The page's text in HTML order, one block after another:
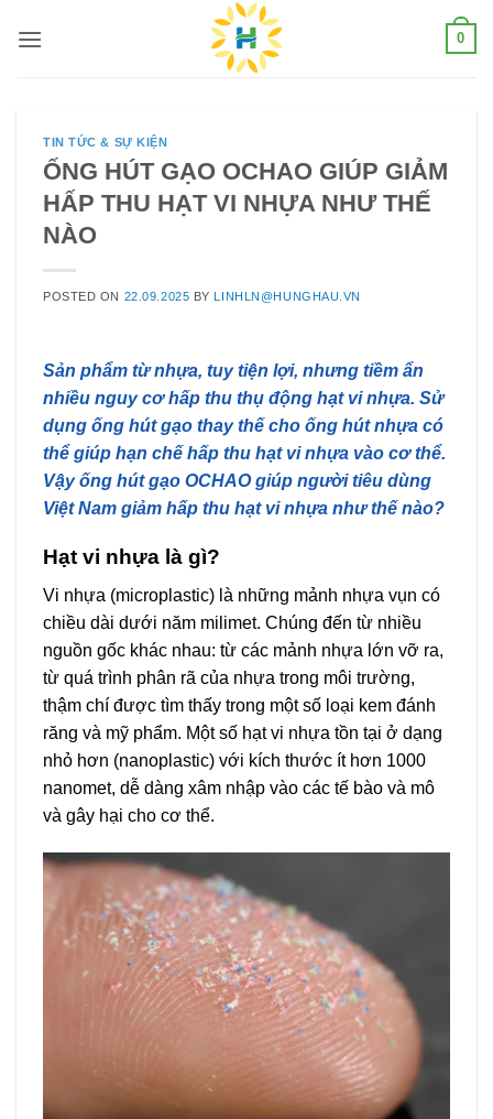
0
TIN TỨC & SỰ KIỆN
ỐNG HÚT GẠO OCHAO GIÚP GIẢM
HẤP THU HẠT VI NHỰA NHƯ THẾ
NÀO
POSTED ON 22.09.2025 BY LINHLN@HUNGHAU.VN
Sản phẩm từ nhựa, tuy tiện lợi, nhưng tiềm ẩn
nhiều nguy cơ hấp thu thụ động hạt vi nhựa. Sử
dụng ống hút gạo thay thế cho ống hút nhựa có
thể giúp hạn chế hấp thu hạt vi nhựa vào cơ thể.
Vậy ống hút gạo OCHAO giúp người tiêu dùng
Việt Nam giảm hấp thu hạt vi nhựa như thế nào?
Hạt vi nhựa là gì?
Vi nhựa (microplastic) là những mảnh nhựa vụn có
chiều dài dưới năm milimet. Chúng đến từ nhiều
nguồn gốc khác nhau: từ các mảnh nhựa lớn vỡ ra,
từ quá trình phân rã của nhựa trong môi trường,
thậm chí được tìm thấy trong một số loại kem đánh
răng và mỹ phẩm. Một số hạt vi nhựa tồn tại ở dạng
nhỏ hơn (nanoplastic) với kích thước ít hơn 1000
nanomet, dễ dàng xâm nhập vào các tế bào và mô
và gây hại cho cơ thể.